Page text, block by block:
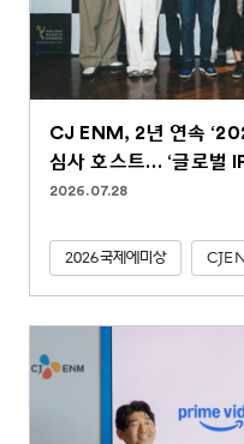
CJ ENM, 2년 연속
심사 호스트… ‘글로벌
2026.07.28
2026국제에미상